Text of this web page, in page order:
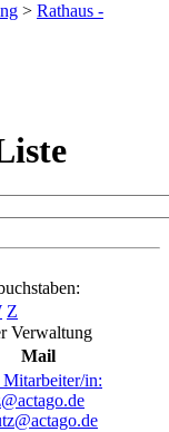
> Rathaus -
Z
Verwaltung
Mail